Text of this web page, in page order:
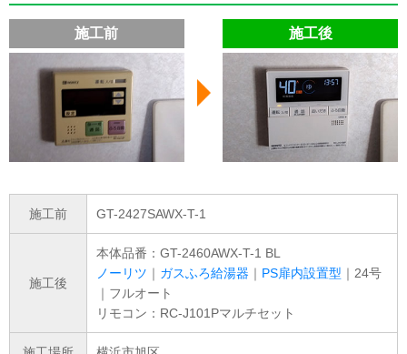
施工前 施工後
施工前 GT-2427SAWX-T-1
施工後
本体品番：GT-2460AWX-T-1 BL
ノーリツ ｜ ガスふろ給湯器 ｜ PS扉内設置型 ｜24号
｜フルオート
リモコン：RC-J101Pマルチセット